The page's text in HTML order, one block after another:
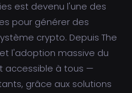
est devenu l'une des
pour générer des
crypto. Depuis The
l'adoption massive du
accessible à tous —
grâce aux solutions